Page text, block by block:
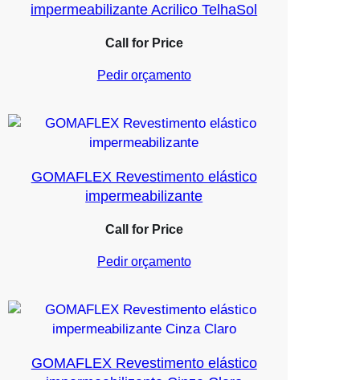
impermeabilizante Acrilico TelhaSol
Call for Price
Pedir orçamento
GOMAFLEX Revestimento elástico
impermeabilizante
Call for Price
Pedir orçamento
GOMAFLEX Revestimento elástico